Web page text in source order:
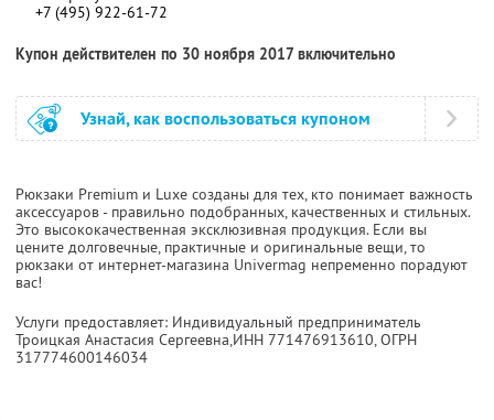
+7 (495) 922-61-72
Купон действителен по 30 ноября 2017 включительно
Узнай, как воспользоваться купоном
Рюкзаки Premium и Luxe созданы для тех, кто понимает важность
аксессуаров - правильно подобранных, качественных и стильных.
Это высококачественная эксклюзивная продукция. Если вы
цените долговечные, практичные и оригинальные вещи, то
рюкзаки от интернет-магазина Univermag непременно порадуют
вас!
Услуги предоставляет: Индивидуальный предприниматель
Троицкая Анастасия Сергеевна,ИНН 771476913610, ОГРН
317774600146034